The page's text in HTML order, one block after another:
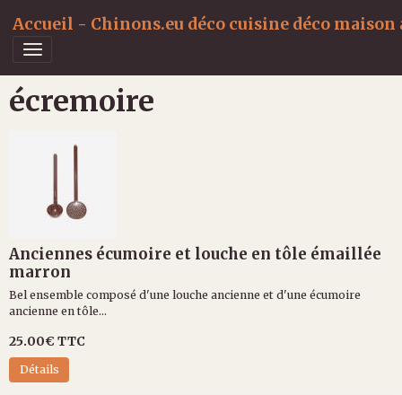
Accueil - Chinons.eu déco cuisine déco
écremoire
Anciennes écumoire et louche en tôle émaillée
marron
Bel ensemble composé d'une louche ancienne et d'une écumoire
ancienne en tôle...
25.00€ TTC
Détails